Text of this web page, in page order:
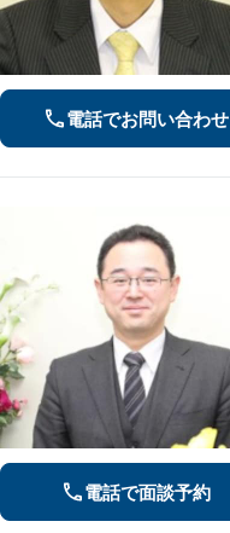
電話でお問い合わせ
電話で面談予約